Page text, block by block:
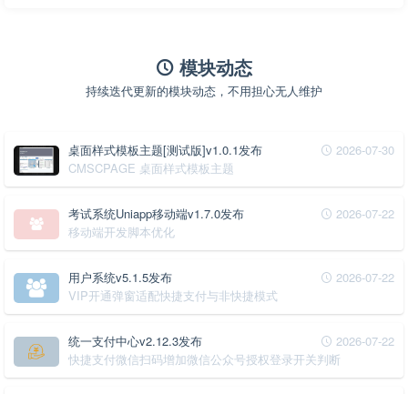
模块动态
持续迭代更新的模块动态，不用担心无人维护
2026-07-30
桌面样式模板主题[测试版]v1.0.1发布
CMSCPAGE 桌面样式模板主题
2026-07-22
考试系统Uniapp移动端v1.7.0发布
移动端开发脚本优化
2026-07-22
用户系统v5.1.5发布
VIP开通弹窗适配快捷支付与非快捷模式
2026-07-22
统一支付中心v2.12.3发布
快捷支付微信扫码增加微信公众号授权登录开关判断